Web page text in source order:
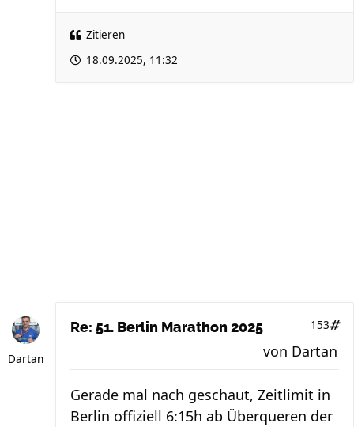
Zitieren
18.09.2025, 11:32
Dartan
Re: 51. Berlin Marathon 2025 153
von Dartan
Gerade mal nach geschaut, Zeitlimit in
Berlin offiziell 6:15h ab Überqueren der